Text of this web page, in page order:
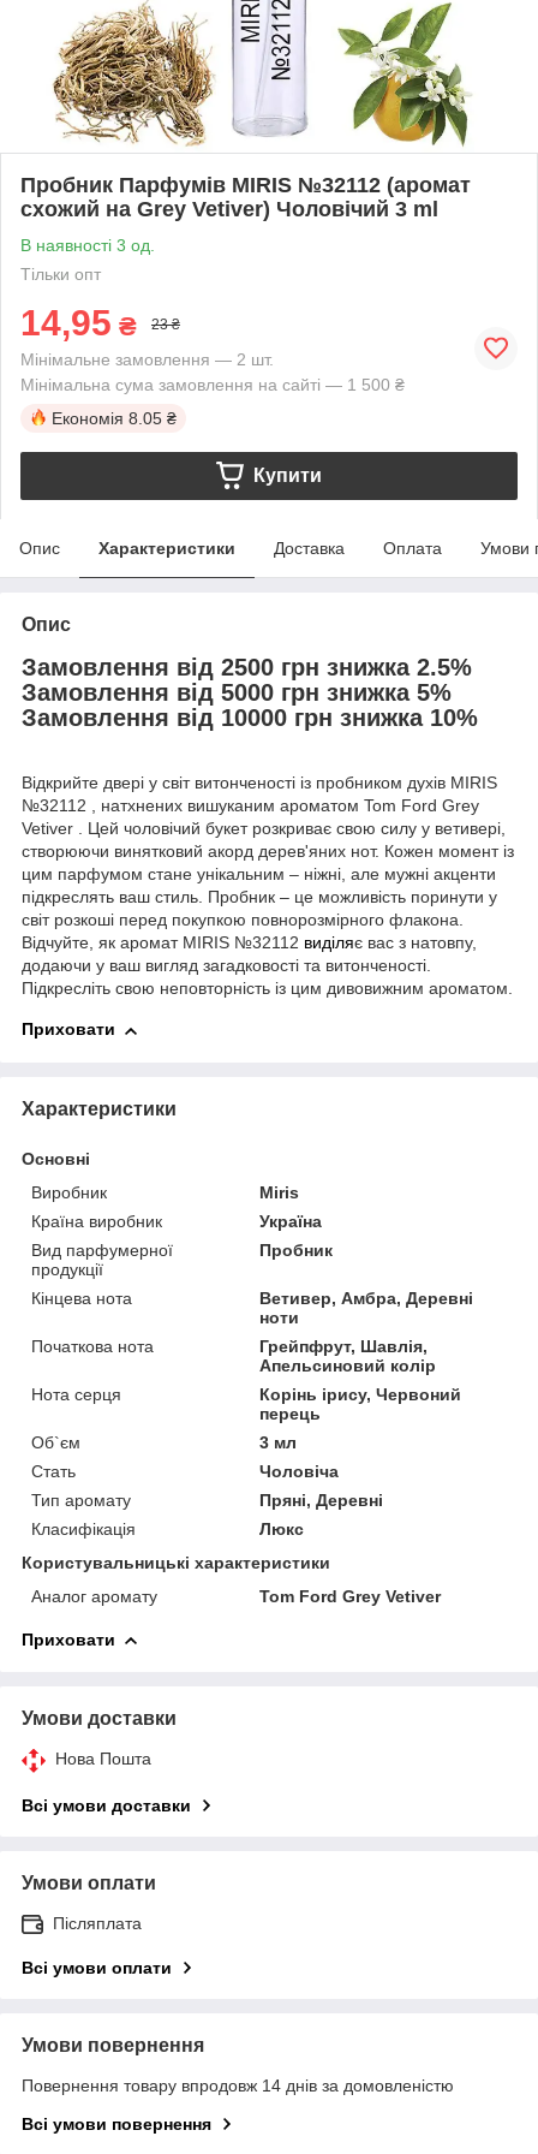
Пробник Парфумів MIRIS №32112 (аромат
схожий на Grey Vetiver) Чоловічий 3 ml
В наявності 3 од.
Тільки опт
14,95 ₴ 23 ₴
Мінімальне замовлення — 2 шт.
Мінімальна сума замовлення на сайті — 1 500 ₴
Економія 8.05 ₴
Купити
Опис Характеристики Доставка Оплата Умови
Опис
Замовлення від 2500 грн знижка 2.5%
Замовлення від 5000 грн знижка 5%
Замовлення від 10000 грн знижка 10%
Відкрийте двері у світ витонченості із пробником духів MIRIS
№32112 , натхнених вишуканим ароматом Tom Ford Grey
Vetiver . Цей чоловічий букет розкриває свою силу у ветивері,
створюючи винятковий акорд дерев'яних нот. Кожен момент із
цим парфумом стане унікальним – ніжні, але мужні акценти
підкреслять ваш стиль. Пробник – це можливість поринути у
світ розкоші перед покупкою повнорозмірного флакона.
Відчуйте, як аромат MIRIS №32112 виділяє вас з натовпу,
додаючи у ваш вигляд загадковості та витонченості.
Підкресліть свою неповторність із цим дивовижним ароматом.
Приховати
Характеристики
Основні
Виробник
Miris
Країна виробник
Україна
Вид парфумерної
продукції
Пробник
Кінцева нота
Ветивер, Амбра, Деревні
ноти
Початкова нота
Грейпфрут, Шавлія,
Апельсиновий колір
Нота серця
Корінь ірису, Червоний
перець
Об`єм
3 мл
Стать
Чоловіча
Тип аромату
Пряні, Деревні
Класифікація
Люкс
Користувальницькі характеристики
Аналог аромату
Tom Ford Grey Vetiver
Приховати
Умови доставки
Нова Пошта
Всі умови доставки
Умови оплати
Післяплата
Всі умови оплати
Умови повернення
Повернення товару впродовж 14 днів за домовленістю
Всі умови повернення